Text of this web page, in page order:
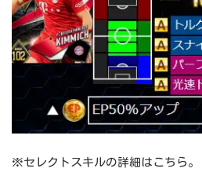
※セレクトスキルの詳細はこちら。